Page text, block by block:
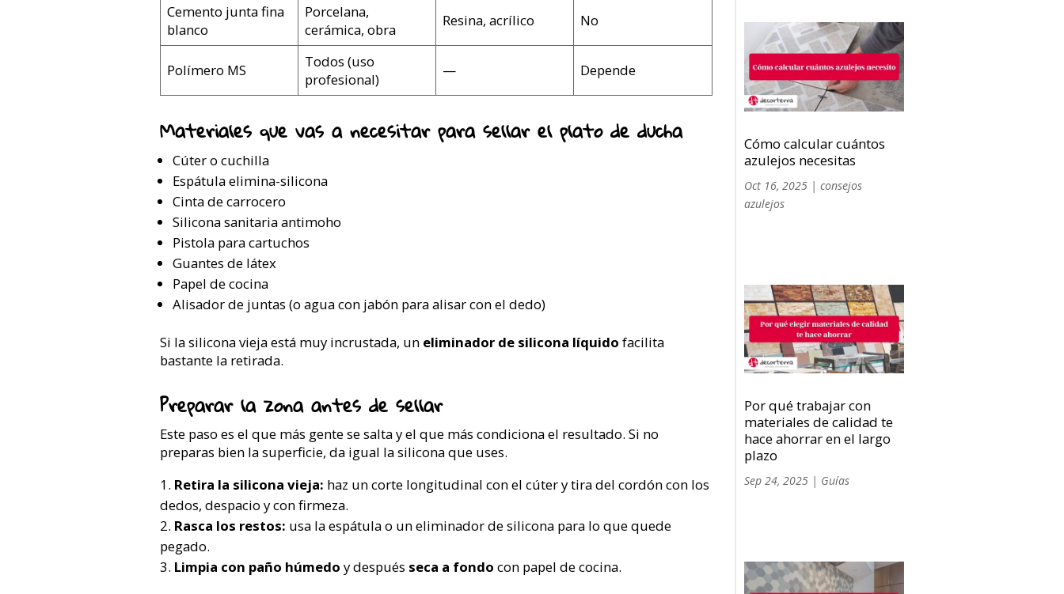
Cemento junta fina
blanco
Porcelana,
cerámica, obra
Resina, acrílico No
Polímero MS
Todos (uso
profesional)
— Depende
Materiales que vas a necesitar para sellar el plato de ducha
Cúter o cuchilla
Espátula elimina-silicona
Cinta de carrocero
Silicona sanitaria antimoho
Pistola para cartuchos
Guantes de látex
Papel de cocina
Alisador de juntas (o agua con jabón para alisar con el dedo)
Si la silicona vieja está muy incrustada, un eliminador de silicona líquido facilita
bastante la retirada.
Preparar la zona antes de sellar
Este paso es el que más gente se salta y el que más condiciona el resultado. Si no
preparas bien la superficie, da igual la silicona que uses.
Retira la silicona vieja: haz un corte longitudinal con el cúter y tira del cordón con los
dedos, despacio y con firmeza.
Rasca los restos: usa la espátula o un eliminador de silicona para lo que quede
pegado.
Limpia con paño húmedo y después seca a fondo con papel de cocina.
Cómo calcular cuántos
azulejos necesitas
Oct 16, 2025| consejos
azulejos
Por qué trabajar con
materiales de calidad te
hace ahorrar en el largo
plazo
Sep 24, 2025| Guías